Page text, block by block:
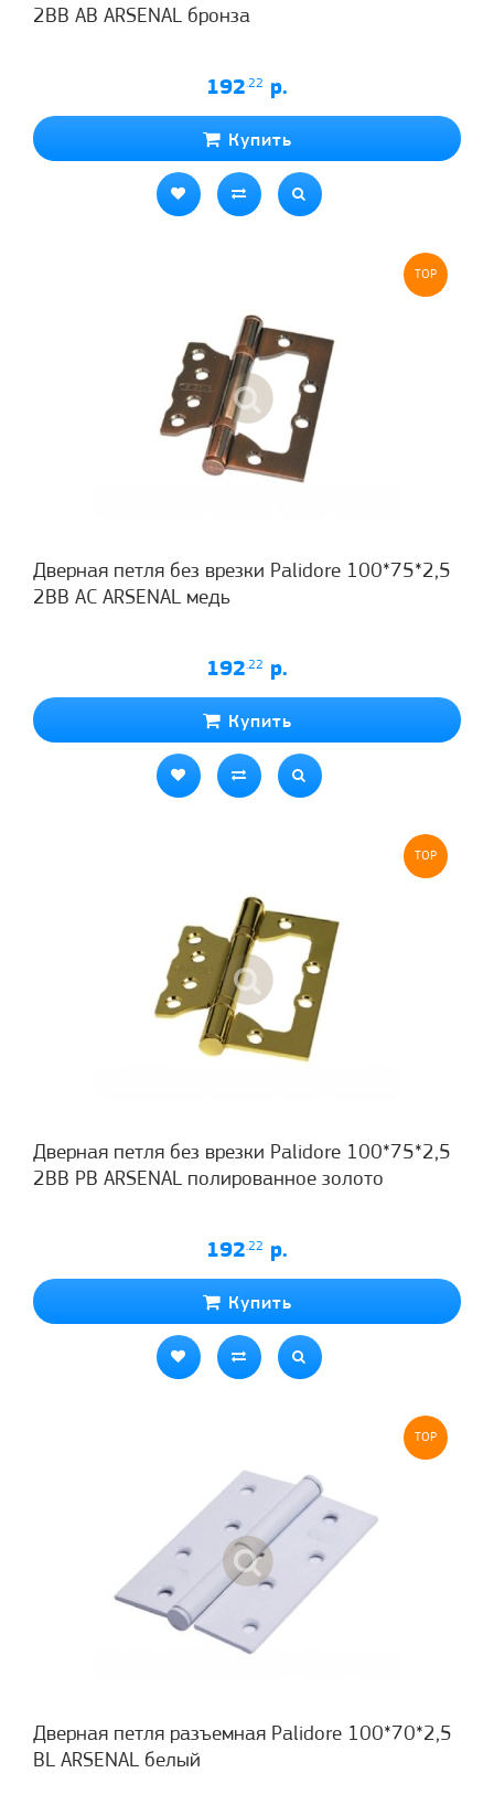
2ВВ АВ ARSENAL бронза
192.22 р.
Купить
TOP
Дверная петля без врезки Palidore 100*75*2,5
2ВВ АС ARSENAL медь
192.22 р.
Купить
TOP
Дверная петля без врезки Palidore 100*75*2,5
2ВВ РВ ARSENAL полированное золото
192.22 р.
Купить
TOP
Дверная петля разъемная Palidore 100*70*2,5
BL ARSENAL белый